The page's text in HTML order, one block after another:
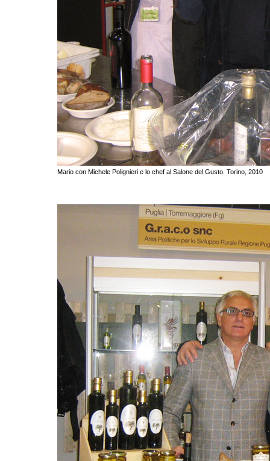
Mario con Michele Polignieri e lo chef al Salone del Gusto. Torino, 2010